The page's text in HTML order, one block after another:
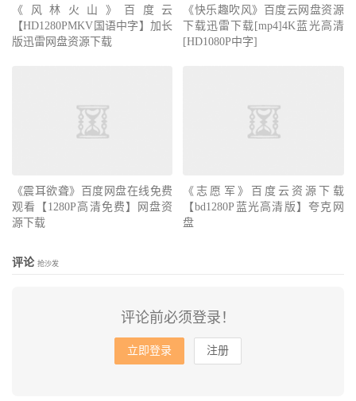
《风林火山》百度云
【HD1280PMKV国语中字】加长
版迅雷网盘资源下载
[HD1080P中字]
《震耳欲聋》百度网盘在线免费